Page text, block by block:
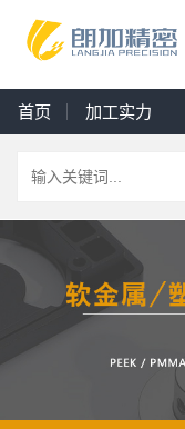
首页 加工实力